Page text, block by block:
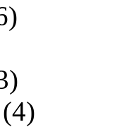
(4)